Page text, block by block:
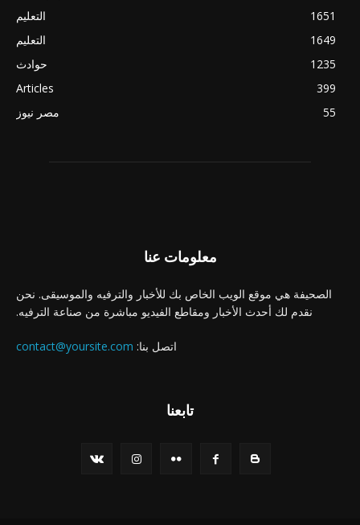
التعليم
1651
التعليم
1649
حوادث
1235
Articles
399
مصر نيوز
55
معلومات عنا
الصحيفة هي موقع الويب الخاص بك للأخبار والترفيه والموسيقى. نحن
نقدم لك أحدث الأخبار ومقاطع الفيديو مباشرة من صناعة الترفيه.
اتصل بنا: contact@yoursite.com
تابعنا